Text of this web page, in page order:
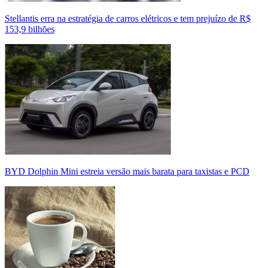
Stellantis erra na estratégia de carros elétricos e tem prejuízo de R$
153,9 bilhões
BYD Dolphin Mini estreia versão mais barata para taxistas e PCD